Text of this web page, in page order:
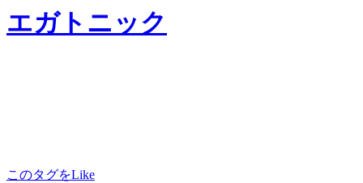
エガトニック
このタグをLike